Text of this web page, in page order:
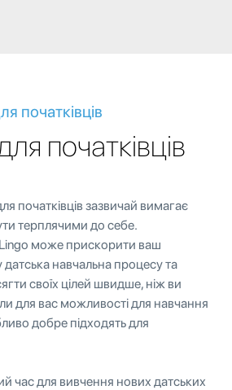
початківців
початківців
початківців зазвичай вимагає
терплячими до себе.
може прискорити ваш
навчальна процесу та
своїх цілей швидше, ніж ви
для вас можливості для навчання
добре підходять для
час для вивчення нових датських